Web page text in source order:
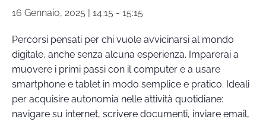
16 Gennaio, 2025 | 14:15 - 15:15
Percorsi pensati per chi vuole avvicinarsi al mondo
digitale, anche senza alcuna esperienza. Imparerai a
muovere i primi passi con il computer e a usare
smartphone e tablet in modo semplice e pratico. Ideali
per acquisire autonomia nelle attività quotidiane:
navigare su internet, scrivere documenti, inviare email,